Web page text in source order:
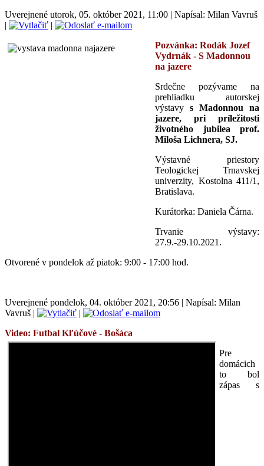
Uverejnené utorok, 05. október 2021, 11:00 | Napísal: Milan Vavruš
|
|
Pozvánka: Rodák Jozef
Vydrnák - S Madonnou
na jazere
Srdečne pozývame na
prehliadku autorskej
výstavy s Madonnou na
jazere, pri príležitosti
životného jubilea prof.
Miloša Lichnera, SJ.
Výstavné priestory
Teologickej Trnavskej
univerzity, Kostolna 411/1,
Bratislava.
Kurátorka: Daniela Čárna.
Trvanie výstavy:
27.9.-29.10.2021.
Otvorené v pondelok až piatok: 9:00 - 17:00 hod.
Uverejnené pondelok, 04. október 2021, 20:56 | Napísal: Milan
Vavruš |
|
Video: Futbal Kľúčové - Bošáca
Pre
domácich
to bol
zápas s